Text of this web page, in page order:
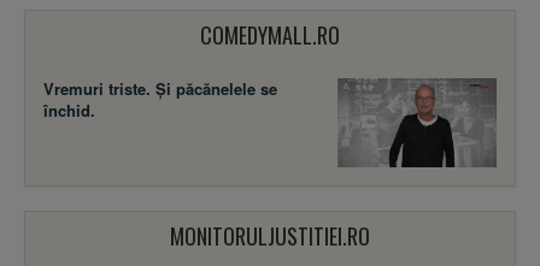
COMEDYMALL.RO
Vremuri triste. Şi păcănelele se
închid.
MONITORULJUSTITIEI.RO